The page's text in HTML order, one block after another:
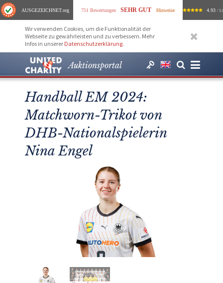
AUSGEZEICHNET.org 751 Bewertungen SEHR GUT Hinweise 4.93 /
Wir verwenden Cookies, um die Funktionalität der
Webseite zu gewährleisten und zu verbessern. Mehr
Infos in unserer Datenschutzerklärung.
Auktionsportal
Handball EM 2024:
Matchworn-Trikot von
DHB-Nationalspielerin
Nina Engel